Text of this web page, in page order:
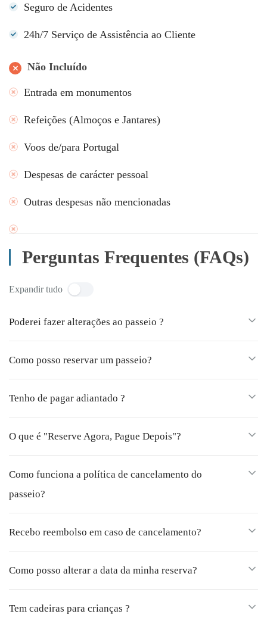
Seguro de Acidentes
24h/7 Serviço de Assistência ao Cliente
Não Incluído
Entrada em monumentos
Refeições (Almoços e Jantares)
Voos de/para Portugal
Despesas de carácter pessoal
Outras despesas não mencionadas
Perguntas Frequentes (FAQs)
Expandir tudo
Poderei fazer alterações ao passeio ?
Como posso reservar um passeio?
Tenho de pagar adiantado ?
O que é "Reserve Agora, Pague Depois"?
Como funciona a política de cancelamento do
passeio?
Recebo reembolso em caso de cancelamento?
Como posso alterar a data da minha reserva?
Tem cadeiras para crianças ?